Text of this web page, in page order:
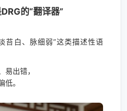
的“翻译器”
苔白、脉细弱”这类描述性语
出错，
低。